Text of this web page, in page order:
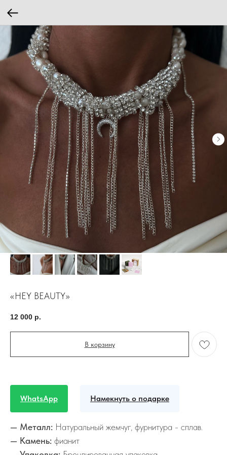
«HEY BEAUTY»
12 000 р.
В корзину
WhatsApp Намекнуть о подарке
— Металл: Натуральный жемчуг, фурнитура - сплав.
— Камень: фианит